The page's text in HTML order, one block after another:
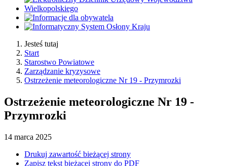
Jesteś tutaj
Start
Starostwo Powiatowe
Zarządzanie kryzysowe
Ostrzeżenie meteorologiczne Nr 19 - Przymrozki
Ostrzeżenie meteorologiczne Nr 19 -
Przymrozki
14 marca 2025
Drukuj zawartość bieżącej strony
Zapisz tekst bieżącej strony do PDF